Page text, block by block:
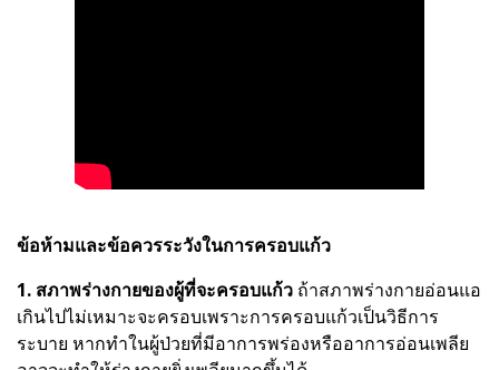
ข้อห้ามและข้อควรระวังในการครอบแก้ว
1. สภาพร่างกายของผู้ที่จะครอบแก้ว ถ้าสภาพร่างกายอ่อนแอ
เกินไปไม่เหมาะจะครอบเพราะการครอบแก้วเป็นวิธีการ
ระบาย หากทำในผู้ป่วยที่มีอาการพร่องหรืออาการอ่อนเพลีย